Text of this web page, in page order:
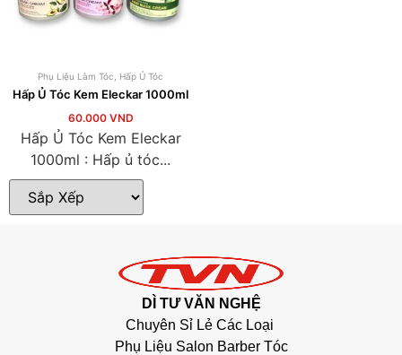
Phụ Liệu Làm Tóc Hấp Ủ Tóc
Hấp Ủ Tóc Kem Eleckar 1000ml
60.000 VND
Hấp Ủ Tóc Kem Eleckar
1000ml : Hấp ủ tóc...
DÌ TƯ VĂN NGHỆ
Chuyên Sỉ Lẻ Các Loại
Phụ Liệu Salon Barber Tóc